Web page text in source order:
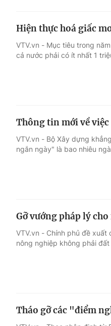
Hiện thực hoá giấc
VTV.vn - Mục tiêu trong
cả nước phải có ít nhất 1
Thông tin mới về
VTV.vn - Bộ Xây dựng
ngắn ngày" là bao nhiêu
Gỡ vướng pháp lý
VTV.vn - Chính phủ đề
nông nghiệp không phải
Tháo gỡ các "điểm